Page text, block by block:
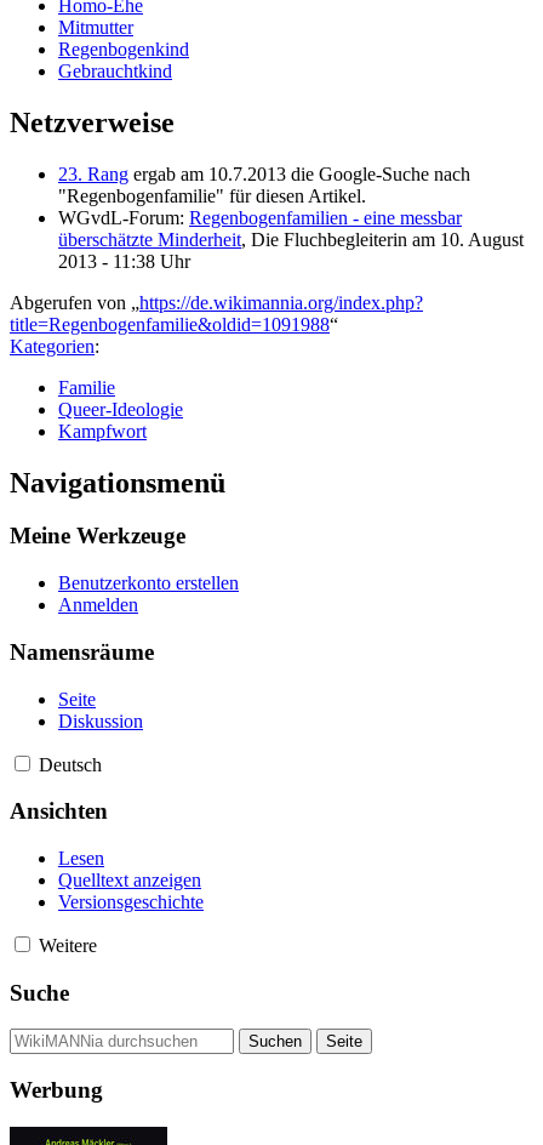
Homo-Ehe
Mitmutter
Regenbogenkind
Gebrauchtkind
Netzverweise
23. Rang ergab am 10.7.2013 die Google-Suche nach
"Regenbogenfamilie" für diesen Artikel.
WGvdL-Forum: Regenbogenfamilien - eine messbar
überschätzte Minderheit, Die Fluchbegleiterin am 10. August
2013 - 11:38 Uhr
Abgerufen von „https://de.wikimannia.org/index.php?
title=Regenbogenfamilie&oldid=1091988“
Kategorien:
Familie
Queer-Ideologie
Kampfwort
Navigationsmenü
Meine Werkzeuge
Benutzerkonto erstellen
Anmelden
Namensräume
Seite
Diskussion
Deutsch
Ansichten
Lesen
Quelltext anzeigen
Versionsgeschichte
Weitere
Suche
Werbung